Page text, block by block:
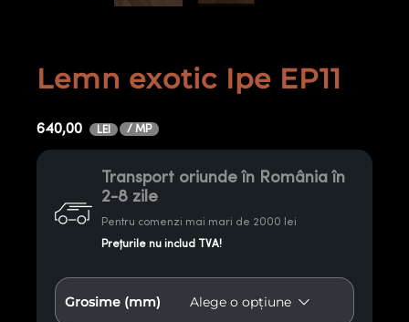
Lemn exotic Ipe EP11
640,00 LEI / MP
Transport oriunde în România în
2-8 zile
Pentru comenzi mai mari de 2000 lei
Prețurile nu includ TVA!
Grosime (mm)